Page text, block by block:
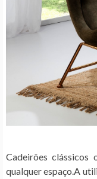
Cadeirões clássicos
qualquer espaço.A